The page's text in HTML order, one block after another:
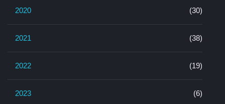
2020 (30)
2021 (38)
2022 (19)
2023 (6)